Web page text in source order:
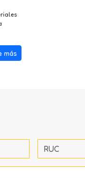
más